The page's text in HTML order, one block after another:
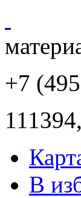
+7
111394,
В